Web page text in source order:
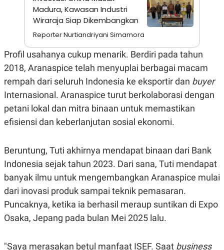
D
L
A
N
G
A
N
A
E
A
K
K
I
N
E
J
A
E
T
E
N
E
P
A
E
A
D
V
R
S
Madura, Kawasan Industri
Wiraraja Siap Dikembangkan
Reporter Nurtiandriyani Simamora
Profil usahanya cukup menarik. Berdiri pada tahun
2018, Aranaspice telah menyuplai berbagai macam
rempah dari seluruh Indonesia ke eksportir dan buyer
Internasional. Aranaspice turut berkolaborasi dengan
petani lokal dan mitra binaan untuk memastikan
efisiensi dan keberlanjutan sosial ekonomi.
Beruntung, Tuti akhirnya mendapat binaan dari Bank
Indonesia sejak tahun 2023. Dari sana, Tuti mendapat
banyak ilmu untuk mengembangkan Aranaspice mulai
dari inovasi produk sampai teknik pemasaran.
Puncaknya, ketika ia berhasil meraup suntikan di Expo
Osaka, Jepang pada bulan Mei 2025 lalu.
"Saya merasakan betul manfaat ISEF. Saat business